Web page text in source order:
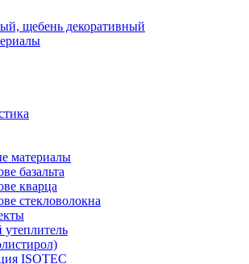
щебень декоративный
материалы
базальта
кварца
стекловолокна
ISOTEC